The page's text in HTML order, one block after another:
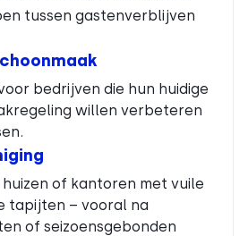
tussen gastenverblijven
bedrijven die hun huidige
willen verbeteren
of kantoren met vuile
tapijten – vooral na
of seizoensgebonden